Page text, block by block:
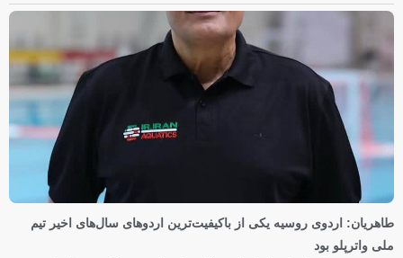
طاهریان: اردوی روسیه یکی از باکیفیت‌ترین اردوهای سال‌های اخیر تیم
ملی واترپلو بود